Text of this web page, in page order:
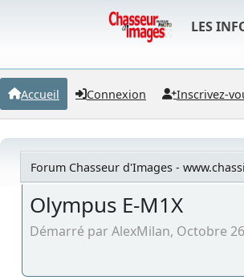
LES
Accueil Connexion Inscrivez-
Forum Chasseur d'Images -
Olympus E-M1X
Démarré par AlexMilan, Octobre